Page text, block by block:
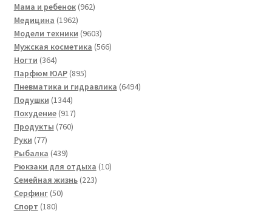
товаров
Мама и ребенок 962962
Медицина 19621962
товара
Модели техники 96039603
товара
Мужская косметика 566566
Ногти 364364
товара
Парфюм ЮАР 895895
товаров
Пневматика и гидравлика 64946494
Подушки 13441344
товара
Похудение 917917
товаров
Продукты 760760
Руки 7777
товаров
Рыбалка 439439
товаров
Рюкзаки для отдыха 1010
Семейная жизнь 223223
Серфинг 5050
Спорт 180180